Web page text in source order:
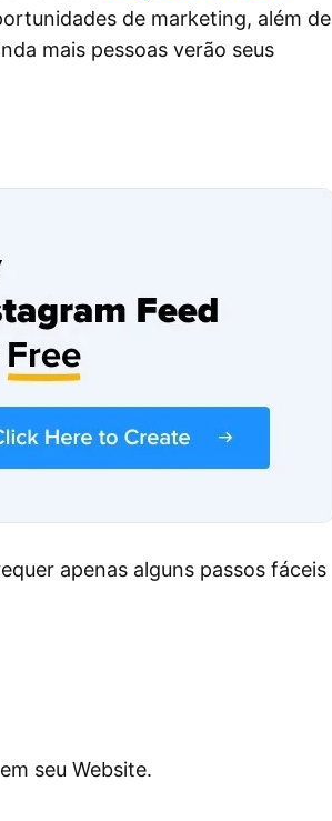
de marketing, além de
mais pessoas verão seus
apenas alguns passos fáceis
seu Website.